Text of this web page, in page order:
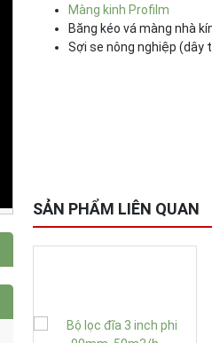
Màng kinh Profilm
Băng kéo vá màng nhà
Sợi se nông nghiệp (dây
SẢN PHẨM LIÊN QUAN